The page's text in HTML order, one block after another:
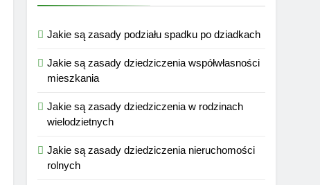
Jakie są zasady podziału spadku po dziadkach
Jakie są zasady dziedziczenia współwłasności
mieszkania
Jakie są zasady dziedziczenia w rodzinach
wielodzietnych
Jakie są zasady dziedziczenia nieruchomości
rolnych